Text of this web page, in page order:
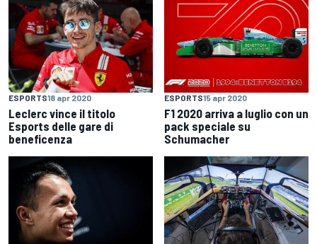
ESPORTS18 apr 2020
Leclerc vince il titolo
Esports delle gare di
beneficenza
ESPORTS15 apr 2020
F1 2020 arriva a luglio con un
pack speciale su
Schumacher